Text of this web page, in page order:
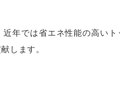
年では省エネ性能の高い
します。